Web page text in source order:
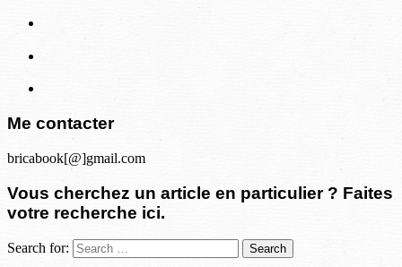
Me contacter
bricabook[@]gmail.com
Vous cherchez un article en particulier ? Faites
votre recherche ici.
Search for: